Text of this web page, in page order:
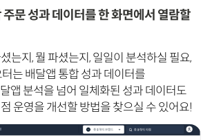
주문 성과 데이터를 한 화면에서 열람할
는지, 뭘 파셨는지, 일일이 분석하실 필요,
는 배달앱 통합 성과 데이터를
앱 분석을 넘어 일체화된 성과 데이터도
운영을 개선할 방법을 찾으실 수 있어요!